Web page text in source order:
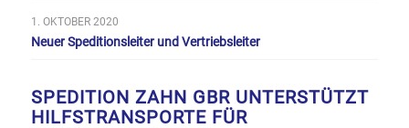
1. OKTOBER 2020
Neuer Speditionsleiter und Vertriebsleiter
SPEDITION ZAHN GBR UNTERSTÜTZT
HILFSTRANSPORTE FÜR